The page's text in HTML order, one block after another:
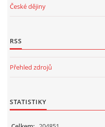
České dějiny
RSS
Přehled zdrojů
STATISTIKY